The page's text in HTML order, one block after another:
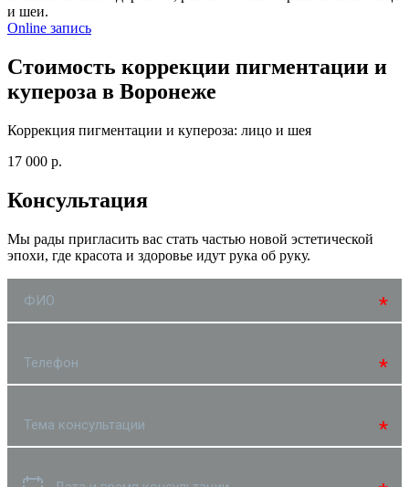
и шеи.
Online запись
Стоимость коррекции пигментации и
купероза в Воронеже
Коррекция пигментации и купероза: лицо и шея
17 000 р.
Консультация
Мы рады пригласить вас стать частью новой эстетической
эпохи, где красота и здоровье идут рука об руку.